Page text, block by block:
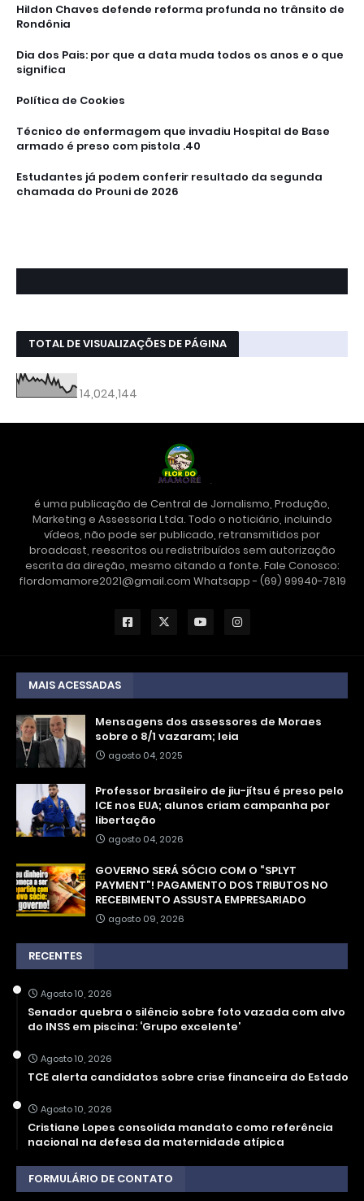
Hildon Chaves defende reforma profunda no trânsito de
Rondônia
Dia dos Pais: por que a data muda todos os anos e o que
significa
Política de Cookies
Técnico de enfermagem que invadiu Hospital de Base
armado é preso com pistola .40
Estudantes já podem conferir resultado da segunda
chamada do Prouni de 2026
TOTAL DE VISUALIZAÇÕES DE PÁGINA
14,024,144
é uma publicação de Central de Jornalismo, Produção,
Marketing e Assessoria Ltda. Todo o noticiário, incluindo
vídeos, não pode ser publicado, retransmitidos por
broadcast, reescritos ou redistribuídos sem autorização
escrita da direção, mesmo citando a fonte. Fale Conosco:
flordomamore2021@gmail.com Whatsapp - (69) 99940-7819
MAIS ACESSADAS
Mensagens dos assessores de Moraes
sobre o 8/1 vazaram; leia
agosto 04, 2025
Professor brasileiro de jiu-jítsu é preso pelo
ICE nos EUA; alunos criam campanha por
libertação
agosto 04, 2026
GOVERNO SERÁ SÓCIO COM O “SPLYT
PAYMENT”! PAGAMENTO DOS TRIBUTOS NO
RECEBIMENTO ASSUSTA EMPRESARIADO
agosto 09, 2026
RECENTES
Agosto 10, 2026
Senador quebra o silêncio sobre foto vazada com alvo
do INSS em piscina: ‘Grupo excelente’
Agosto 10, 2026
TCE alerta candidatos sobre crise financeira do Estado
Agosto 10, 2026
Cristiane Lopes consolida mandato como referência
nacional na defesa da maternidade atípica
FORMULÁRIO DE CONTATO